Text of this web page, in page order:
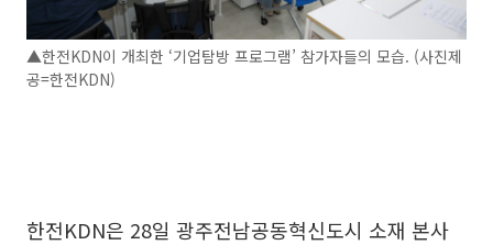
▲한전KDN이 개최한 ‘기업탐방 프로그램’ 참가자들의 모습. (사진제
공=한전KDN)
한전KDN은 28일 광주전남공동혁신도시 소재 본사